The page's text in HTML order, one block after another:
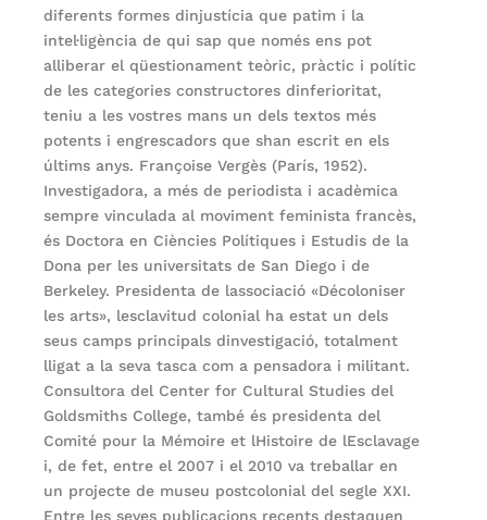
diferents formes dinjustícia que patim i la
intel·ligència de qui sap que només ens pot
alliberar el qüestionament teòric, pràctic i polític
de les categories constructores dinferioritat,
teniu a les vostres mans un dels textos més
potents i engrescadors que shan escrit en els
últims anys. Françoise Vergès (París, 1952).
Investigadora, a més de periodista i acadèmica
sempre vinculada al moviment feminista francès,
és Doctora en Ciències Polítiques i Estudis de la
Dona per les universitats de San Diego i de
Berkeley. Presidenta de lassociació «Décoloniser
les arts», lesclavitud colonial ha estat un dels
seus camps principals dinvestigació, totalment
lligat a la seva tasca com a pensadora i militant.
Consultora del Center for Cultural Studies del
Goldsmiths College, també és presidenta del
Comité pour la Mémoire et lHistoire de lEsclavage
i, de fet, entre el 2007 i el 2010 va treballar en
un projecte de museu postcolonial del segle XXI.
Entre les seves publicacions recents destaquen